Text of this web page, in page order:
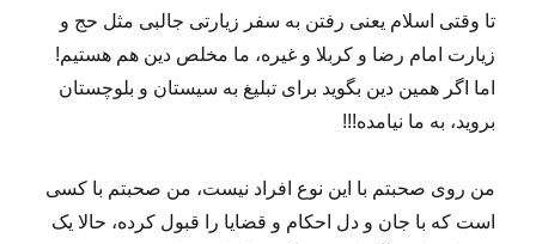
تا وقتی اسلام یعنی رفتن به سفر زیارتی جالبی مثل حج و
زیارت امام رضا و کربلا و غیره، ما مخلص دین هم هستیم!
اما اگر همین دین بگوید برای تبلیغ به سیستان و بلوچستان
بروید، به ما نیامده!!!
من روی صحبتم با این نوع افراد نیست، من صحبتم با کسی
است که با جان و دل احکام و قضایا را قبول کرده، حالا یک